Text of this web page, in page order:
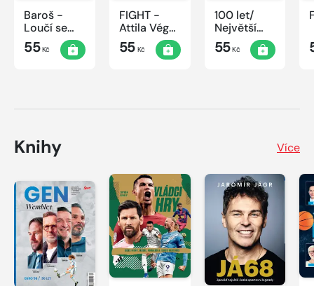
Baroš -
Loučí se
dravec
55Kč
FIGHT -
Attila Végh
vs. Karlos
Vémola
55Kč
100 let/
Největší
okamžiky
českého
55Kč
Knihy Více